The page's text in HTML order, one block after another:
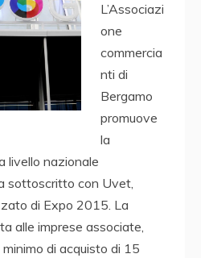
L’Associazi
one
commercia
nti di
Bergamo
promuove
la
livello nazionale
sottoscritto con Uvet,
di Expo 2015. La
alle imprese associate,
di acquisto di 15